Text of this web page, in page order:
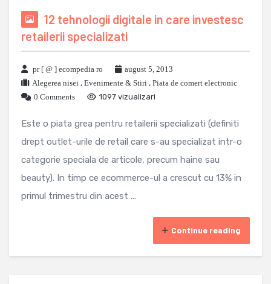
12 tehnologii digitale in care investesc
retailerii specializati
pr [ @ ] ecompedia ro
august 5, 2013
Alegerea nisei , Evenimente & Stiri , Piata de comert electronic
0 Comments
1097 vizualizari
Este o piata grea pentru retailerii specializati (definiti
drept outlet-urile de retail care s-au specializat intr-o
categorie speciala de articole, precum haine sau
beauty). In timp ce ecommerce-ul a crescut cu 13% in
primul trimestru din acest ...
Continue reading